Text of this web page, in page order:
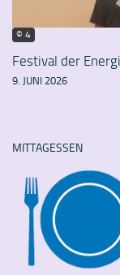
© 4
Festival der
9. JUNI 2026
MITTAGESSEN